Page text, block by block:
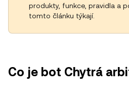
produkty, funkce, pravidla a
tomto článku týkají.
Co je bot Chytrá